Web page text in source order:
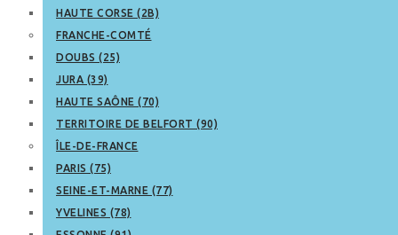
HAUTE CORSE (2B)
FRANCHE-COMTÉ
DOUBS (25)
JURA (39)
HAUTE SAÔNE (70)
TERRITOIRE DE BELFORT (90)
ÎLE-DE-FRANCE
PARIS (75)
SEINE-ET-MARNE (77)
YVELINES (78)